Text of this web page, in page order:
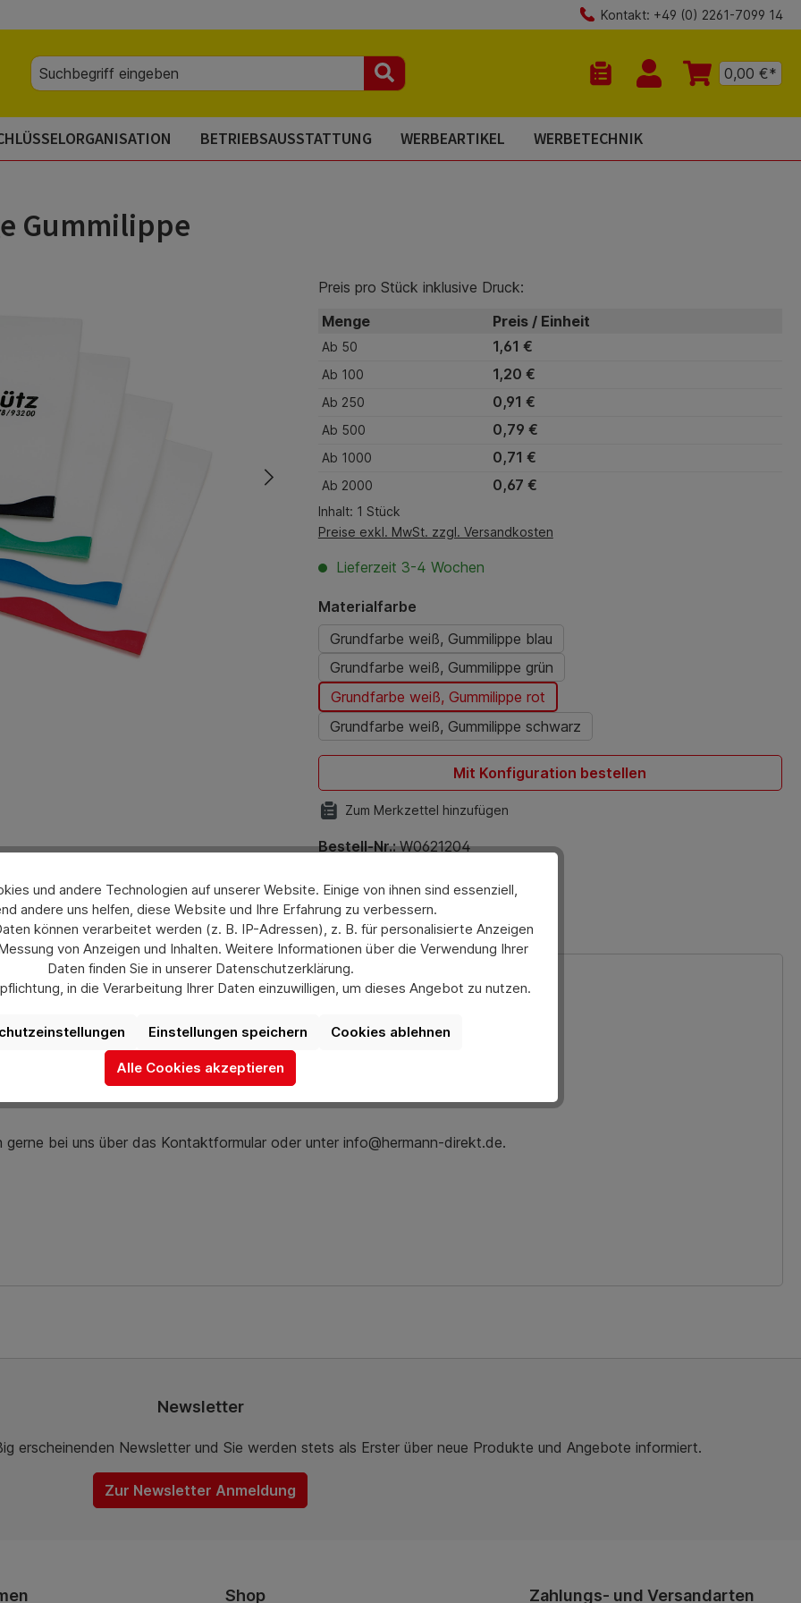
Kontakt: +49 (0) 2261-7099 14
Du hast 0 Produkte auf dem
0,00 €*
BETRIEBSAUSSTATTUNG WERBEARTIKEL WERBETECHNIK
Gummilippe
Preis pro Stück inklusive Druck:
Menge
Preis / Einheit
Ab 50 1,61 €
Ab 100 1,20 €
Ab 250 0,91 €
Ab 500 0,79 €
Ab 1000 0,71 €
Ab 2000 0,67 €
Inhalt: 1 Stück
Preise exkl. MwSt. zzgl. Versandkosten
Lieferzeit 3-4 Wochen
Materialfarbeauswählen
Grundfarbe weiß, Gummilippe blau
Grundfarbe weiß, Gummilippe grün
Grundfarbe weiß, Gummilippe rot
Grundfarbe weiß, Gummilippe schwarz
Mit Konfiguration bestellen
Zum Merkzettel hinzufügen
Bestell-Nr.:W0621204
Hersteller
bei uns über das Kontaktformular oder unter info@hermann-direkt.de.
Newsletter
erscheinenden Newsletter und Sie werden stets als Erster über neue Produkte und Angebote informiert.
Zur Newsletter Anmeldung
Shop Zahlungs- und Versandarten
und andere Technologien auf unserer Website. Einige von ihnen sind essenziell,
andere uns helfen, diese Website und Ihre Erfahrung zu verbessern.
können verarbeitet werden (z. B. IP-Adressen), z. B. für personalisierte Anzeigen
von Anzeigen und Inhalten. Weitere Informationen über die Verwendung Ihrer
Daten finden Sie in unserer Datenschutzerklärung.
in die Verarbeitung Ihrer Daten einzuwilligen, um dieses Angebot zu nutzen.
individueller Einstellungen möglicherweise nicht alle Funktionen der Website
verfügbar sind.
Mehr Informationen
Cookies ablehnen
Einstellungen speichern
Alle Cookies akzeptieren